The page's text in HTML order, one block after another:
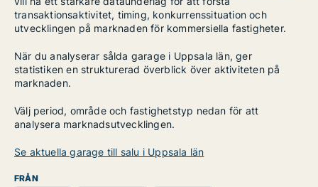
transaktionsaktivitet, timing, konkurrenssituation och
utvecklingen på marknaden för kommersiella fastigheter.
När du analyserar sålda garage i Uppsala län, ger
statistiken en strukturerad överblick över aktiviteten på
marknaden.
Välj period, område och fastighetstyp nedan för att
analysera marknadsutvecklingen.
Se aktuella garage till salu i Uppsala län
FRÅN